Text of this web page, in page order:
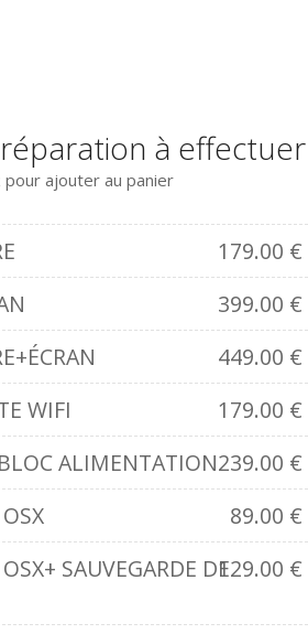
à effectuer
pour ajouter au panier
179.00 €
399.00 €
449.00 €
WIFI
179.00 €
ALIMENTATION239.00 €
89.00 €
SAUVEGARDE DE129.00 €